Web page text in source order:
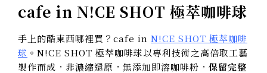
cafe in N!CE SHOT 極萃咖啡球
手上的酷東西哪裡買？cafe in N!CE SHOT 極萃咖啡
球 。N!CE SHOT 極萃咖啡球以專利技術之高倍取工藝
製作而成， 非濃縮還原，無添加即溶咖啡粉 ， 保留完整